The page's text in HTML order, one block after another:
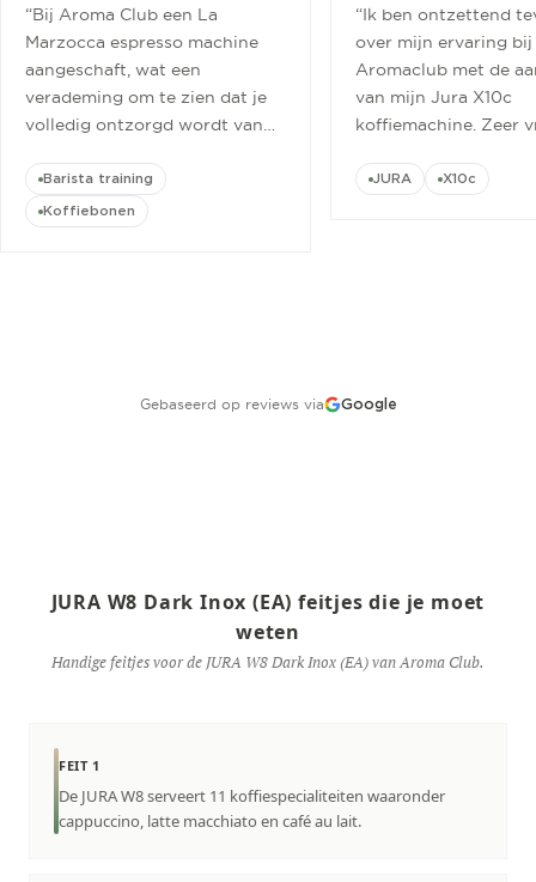
“Bij Aroma Club een La
Marzocca espresso machine
aangeschaft, wat een
verademing om te zien dat je
volledig ontzorgd wordt van
cursus.”
Barista training
Koffiebonen
“Ik ben ontzettend
over mijn ervaring bij
Aromaclub met de
van mijn Jura X10c
koffiemachine. Zeer
JURA X10c
Gebaseerd op reviews via Google
JURA W8 Dark Inox (EA) feitjes die je moet
weten
Handige feitjes voor de JURA W8 Dark Inox (EA) van Aroma Club.
FEIT 1
De JURA W8 serveert 11 koffiespecialiteiten waaronder
cappuccino, latte macchiato en café au lait.